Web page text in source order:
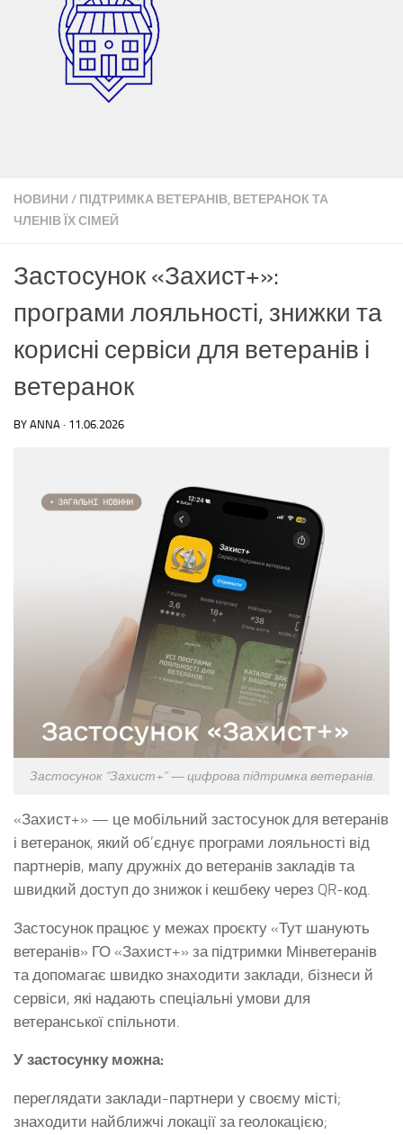
НОВИНИ / ПІДТРИМКА ВЕТЕРАНІВ, ВЕТЕРАНОК ТА
ЧЛЕНІВ ЇХ СІМЕЙ
Застосунок «Захист+»:
програми лояльності, знижки та
корисні сервіси для ветеранів і
ветеранок
BY ANNA · 11.06.2026
Застосунок “Захист+” — цифрова підтримка ветеранів.
«Захист+» — це мобільний застосунок для ветеранів
і ветеранок, який об’єднує програми лояльності від
партнерів, мапу дружніх до ветеранів закладів та
швидкий доступ до знижок і кешбеку через QR-код.
Застосунок працює у межах проєкту «Тут шанують
ветеранів» ГО «Захист+» за підтримки Мінветеранів
та допомагає швидко знаходити заклади, бізнеси й
сервіси, які надають спеціальні умови для
ветеранської спільноти.
У застосунку можна:
переглядати заклади-партнери у своєму місті;
знаходити найближчі локації за геолокацією;